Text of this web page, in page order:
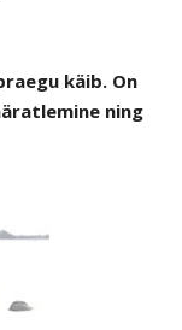
käib. On
ning